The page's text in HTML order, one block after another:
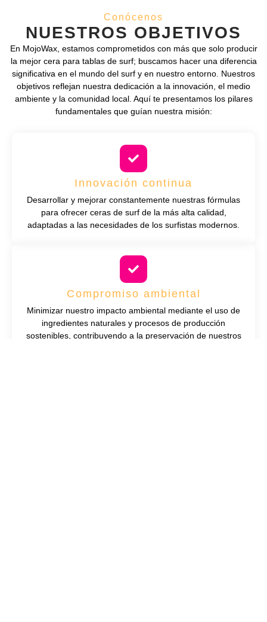
Conócenos
NUESTROS OBJETIVOS
En MojoWax, estamos comprometidos con más que solo producir
la mejor cera para tablas de surf; buscamos hacer una diferencia
significativa en el mundo del surf y en nuestro entorno. Nuestros
objetivos reflejan nuestra dedicación a la innovación, el medio
ambiente y la comunidad local. Aquí te presentamos los pilares
fundamentales que guían nuestra misión:
Innovación continua
Desarrollar y mejorar constantemente nuestras fórmulas
para ofrecer ceras de surf de la más alta calidad,
adaptadas a las necesidades de los surfistas modernos.
Compromiso ambiental
Minimizar nuestro impacto ambiental mediante el uso de
ingredientes naturales y procesos de producción
sostenibles, contribuyendo a la preservación de nuestros